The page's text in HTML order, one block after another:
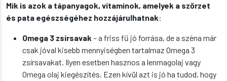
Mik is azok a tápanyagok, vitaminok, amelyek a szőrzet
és pata egészségéhez hozzájárulhatnak:
Omega 3 zsírsavak – a friss fű jó forrása, de a széna már
csak jóval kisebb mennyiségben tartalmaz Omega 3
zsírsavakat. Ilyen esetben hasznos a lenmagolaj vagy
Omega olaj kiegészítés. Ezen kívül azt is jó ha tudod, hogy